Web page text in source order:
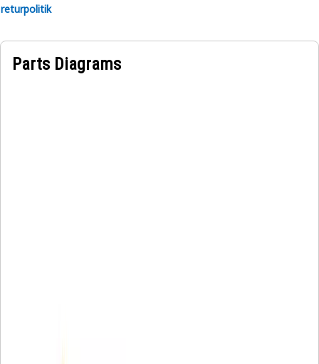
returpolitik
Parts Diagrams